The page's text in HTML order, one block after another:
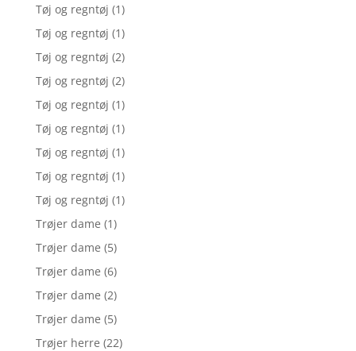
Tøj og regntøj (1)
Tøj og regntøj (1)
Tøj og regntøj (2)
Tøj og regntøj (2)
Tøj og regntøj (1)
Tøj og regntøj (1)
Tøj og regntøj (1)
Tøj og regntøj (1)
Tøj og regntøj (1)
Trøjer dame (1)
Trøjer dame (5)
Trøjer dame (6)
Trøjer dame (2)
Trøjer dame (5)
Trøjer herre (22)